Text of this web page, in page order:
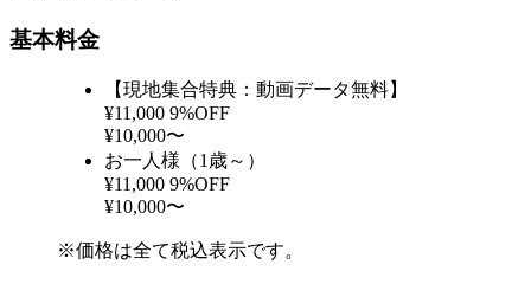
基本料金
【現地集合特典：動画データ無料】
¥11,000 9%OFF
¥10,000〜
お一人様（1歳～）
¥11,000 9%OFF
¥10,000〜
※価格は全て税込表示です。